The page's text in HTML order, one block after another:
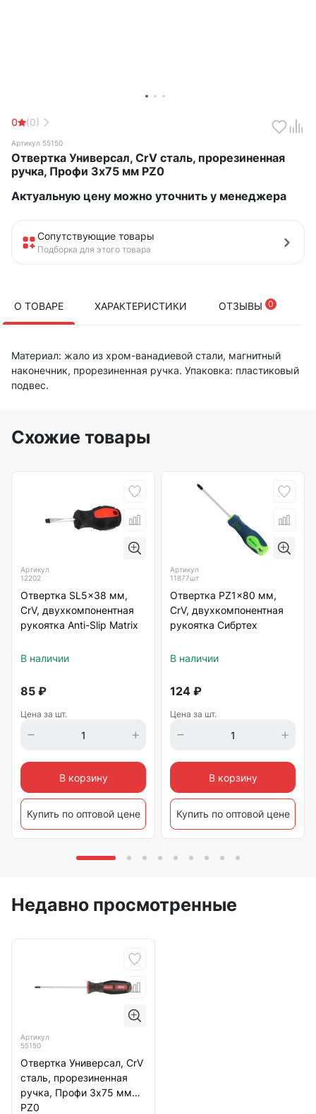
0 (0)
Артикул 55150
Отвертка Универсал, CrV сталь, прорезиненная
ручка, Профи 3х75 мм РZ0
Актуальную цену можно уточнить у менеджера
Сопутствующие товары
Подборка для этого товара
О ТОВАРЕ ХАРАКТЕРИСТИКИ ОТЗЫВЫ 0
Материал: жало из хром-ванадиевой стали, магнитный
наконечник, прорезиненная ручка. Упаковка: пластиковый
подвес.
Схожие товары
Артикул
12202
Отвертка SL5x38 мм,
CrV, двухкомпонентная
рукоятка Anti-Slip Matrix
В наличии
85 ₽
Цена за шт.
В корзину
Купить по оптовой цене
Артикул
11877шт
Отвертка PZ1x80 мм,
CrV, двухкомпонентная
рукоятка Сибртех
В наличии
124 ₽
Цена за шт.
В корзину
Купить по оптовой цене
Недавно просмотренные
Артикул
55150
Отвертка Универсал, CrV
сталь, прорезиненная
ручка, Профи 3х75 мм
РZ0